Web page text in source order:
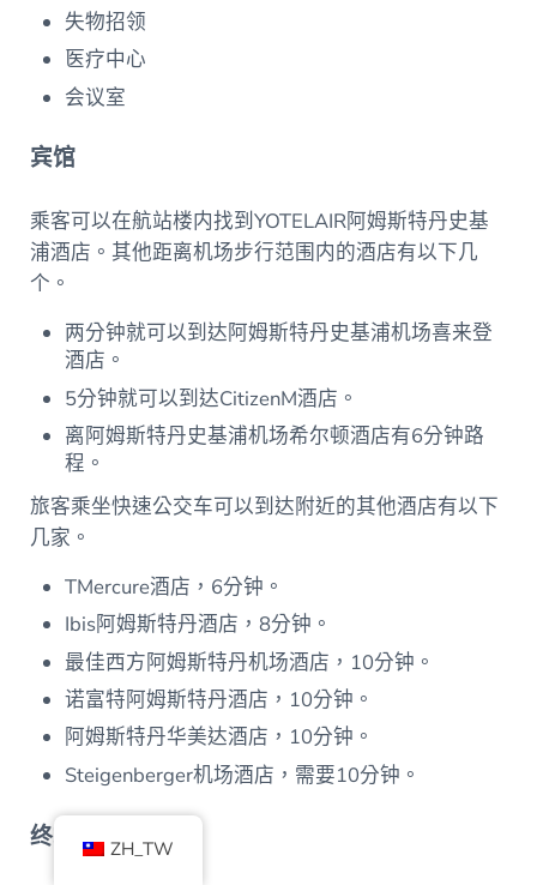
失物招领
医疗中心
会议室
宾馆
乘客可以在航站楼内找到YOTELAIR阿姆斯特丹史基
浦酒店。其他距离机场步行范围内的酒店有以下几
个。
两分钟就可以到达阿姆斯特丹史基浦机场喜来登
酒店。
5分钟就可以到达CitizenM酒店。
离阿姆斯特丹史基浦机场希尔顿酒店有6分钟路
程。
旅客乘坐快速公交车可以到达附近的其他酒店有以下
几家。
TMercure酒店，6分钟。
Ibis阿姆斯特丹酒店，8分钟。
最佳西方阿姆斯特丹机场酒店，10分钟。
诺富特阿姆斯特丹酒店，10分钟。
阿姆斯特丹华美达酒店，10分钟。
Steigenberger机场酒店，需要10分钟。
终端机 ZH_TW